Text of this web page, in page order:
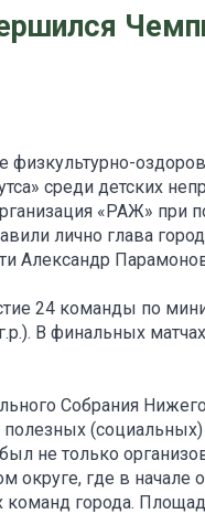
физкультурно-
среди детских
«РАЖ»
лично глава
Александр
24 команды по
В финальных
Собрания
не только
округе, где в
города.